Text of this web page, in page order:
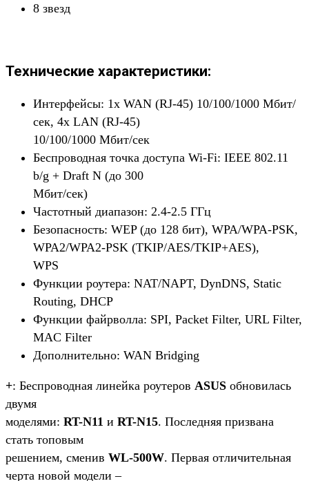
8 звезд
Технические характеристики:
Интерфейсы: 1x WAN (RJ-45) 10/100/1000 Мбит/
сек, 4x LAN (RJ-45)
10/100/1000 Мбит/сек
Беспроводная точка доступа Wi-Fi: IEEE 802.11
b/g + Draft N (до 300
Мбит/сек)
Частотный диапазон: 2.4-2.5 ГГц
Безопасность: WEP (до 128 бит), WPA/WPA-PSK,
WPA2/WPA2-PSK (TKIP/AES/TKIP+AES),
WPS
Функции роутера: NAT/NAPT, DynDNS, Static
Routing, DHCP
Функции файрволла: SPI, Packet Filter, URL Filter,
MAC Filter
Дополнительно: WAN Bridging
+: Беспроводная линейка роутеров ASUS обновилась
двумя
моделями: RT-N11 и RT-N15. Последняя призвана
стать топовым
решением, сменив WL-500W. Первая отличительная
черта новой модели –